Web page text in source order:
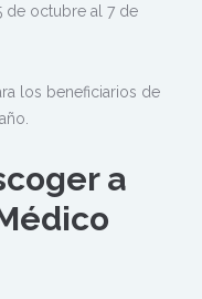
de octubre al 7 de
los beneficiarios de
a